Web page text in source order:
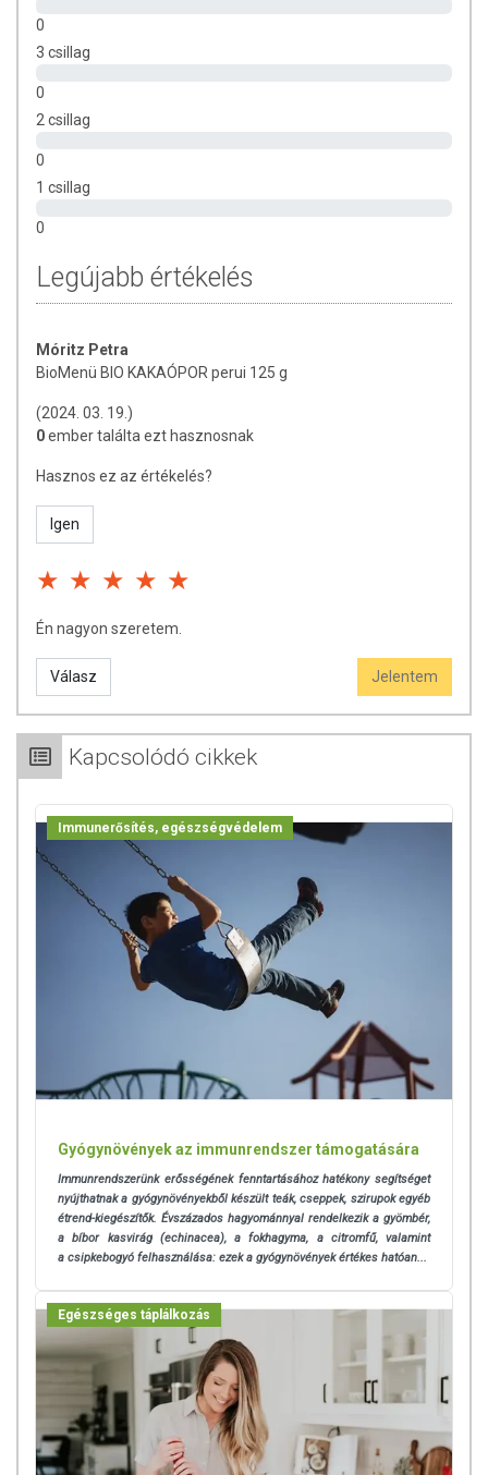
0
3 csillag
0
2 csillag
0
1 csillag
0
Legújabb értékelés
Móritz Petra
BioMenü BIO KAKAÓPOR perui 125 g
(2024. 03. 19.)
0ember találta ezt hasznosnak
Hasznos ez az értékelés?
Igen
Én nagyon szeretem.
Válasz Jelentem
Kapcsolódó cikkek
Immunerősítés, egészségvédelem
Gyógynövények az immunrendszer támogatására
Immunrendszerünk erősségének fenntartásához hatékony segítséget
nyújthatnak a gyógynövényekből készült teák, cseppek, szirupok egyéb
étrend-kiegészítők. Évszázados hagyománnyal rendelkezik a gyömbér,
a bíbor kasvirág (echinacea), a fokhagyma, a citromfű, valamint
a csipkebogyó felhasználása: ezek a gyógynövények értékes hatóan...
Egészséges táplálkozás